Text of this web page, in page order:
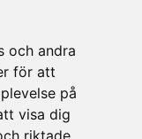
och andra
för att
på
visa dig
riktade
Me ▪
▪ Kilner ▪
Vie ▪ Mason
▪